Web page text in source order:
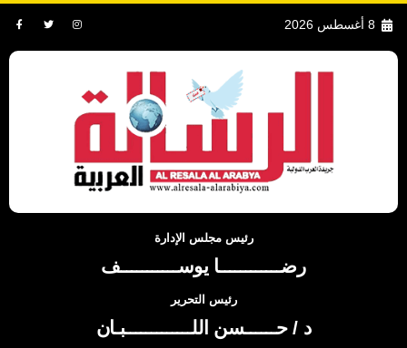
8 أغسطس 2026
رئيس مجلس الإدارة
رضــــــــــــا يوســـــــــــف
رئيس التحرير
د / حــــــسن اللـــــــــــــبـان